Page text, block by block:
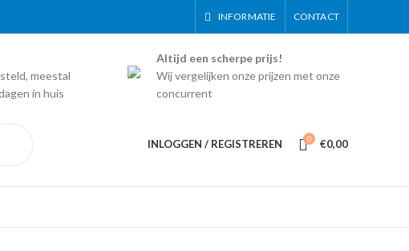
INFORMATIE CONTACT
meestal
in huis
Altijd een scherpe prijs!
Wij vergelijken onze prijzen met onze
concurrent
INLOGGEN / REGISTREREN 0 €0,00